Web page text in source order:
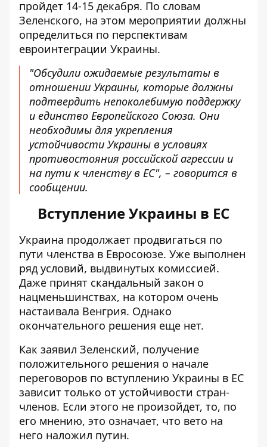
пройдет 14-15 декабря. По словам
Зеленского, на этом мероприятии должны
определиться по перспективам
евроинтеграции Украины.
"Обсудили ожидаемые результаты в
отношении Украины, которые должны
подтвердить непоколебимую поддержку
и единство Европейского Союза. Они
необходимы для укрепления
устойчивости Украины в условиях
противостояния российской агрессии и
на пути к членству в ЕС", – говорится в
сообщении.
Вступление Украины в ЕС
Украина продолжает продвигаться по
пути членства в Евросоюзе. Уже выполнен
ряд условий, выдвинутых комиссией.
Даже принят скандальный закон о
нацменьшинствах, на котором очень
настаивала Венгрия. Однако
окончательного решения еще нет.
Как заявил Зеленский, получение
положительного решения о начале
переговоров по вступлению Украины в ЕС
зависит только от устойчивости стран-
членов. Если этого не произойдет, то, по
его мнению, это означает, что вето на
него наложил путин.